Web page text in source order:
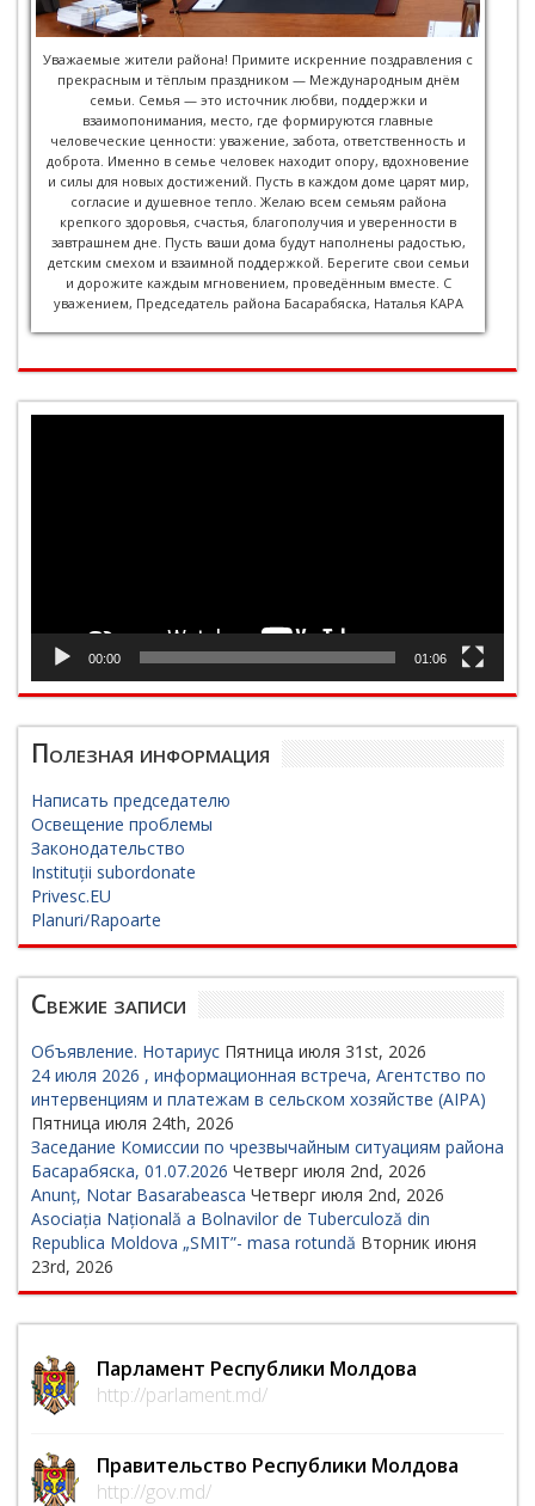
Уважаемые жители района! Примите искренние поздравления с
прекрасным и тёплым праздником — Международным днём
семьи. Семья — это источник любви, поддержки и
взаимопонимания, место, где формируются главные
человеческие ценности: уважение, забота, ответственность и
доброта. Именно в семье человек находит опору, вдохновение
и силы для новых достижений. Пусть в каждом доме царят мир,
согласие и душевное тепло. Желаю всем семьям района
крепкого здоровья, счастья, благополучия и уверенности в
завтрашнем дне. Пусть ваши дома будут наполнены радостью,
детским смехом и взаимной поддержкой. Берегите свои семьи
и дорожите каждым мгновением, проведённым вместе. С
уважением, Председатель района Басарабяска, Наталья КАРА
00:00 01:06
Полезная информация
Написать председателю
Освещение проблемы
Законодательство
Instituții subordonate
Privesc.EU
Planuri/Rapoarte
Свежие записи
Объявление. Нотариус Пятница июля 31st, 2026
24 июля 2026 , информационная встреча, Агентство по
интервенциям и платежам в сельском хозяйстве (AIPA)
Пятница июля 24th, 2026
Заседание Комиссии по чрезвычайным ситуациям района
Басарабяска, 01.07.2026 Четверг июля 2nd, 2026
Anunț, Notar Basarabeasca Четверг июля 2nd, 2026
Asociația Națională a Bolnavilor de Tuberculoză din
Republica Moldova „SMIT”- masa rotundă Вторник июня
23rd, 2026
Парламент Республики Молдова
http://parlament.md/
Правительство Республики Молдова
http://gov.md/